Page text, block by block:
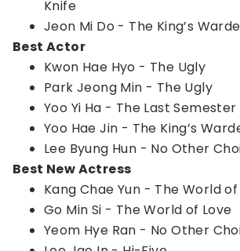
Knife
Jeon Mi Do - The King’s
Best Actor
Kwon Hae Hyo - The Ugly
Park Jeong Min - The Ugly
Yoo Yi Ha - The Last Semester
Yoo Hae Jin - The King’s
Lee Byung Hun - No Other
Best New Actress
Kang Chae Yun - The World of
Go Min Si - The World of Love
Yeom Hye Ran - No Other